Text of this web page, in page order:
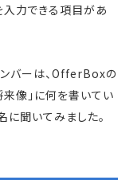
力できる項目があ
バーは、OfferBoxの
来像」に何を書いてい
聞いてみました。